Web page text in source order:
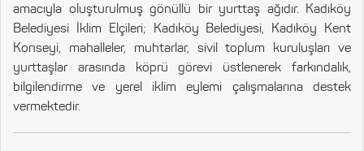
amacıyla oluşturulmuş gönüllü bir yurttaş ağıdır. Kadıköy
Belediyesi İklim Elçileri; Kadıköy Belediyesi, Kadıköy Kent
Konseyi, mahalleler, muhtarlar, sivil toplum kuruluşları ve
yurttaşlar arasında köprü görevi üstlenerek farkındalık,
bilgilendirme ve yerel iklim eylemi çalışmalarına destek
vermektedir.